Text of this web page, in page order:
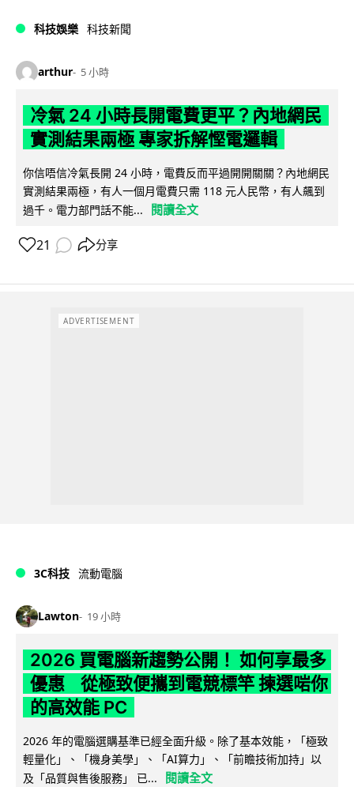
科技娛樂 科技新聞
arthur 5 小時
冷氣 24 小時長開電費更平？內地網民
實測結果兩極 專家拆解慳電邏輯
你信唔信冷氣長開 24 小時，電費反而平過開開關關？內地網民
實測結果兩極，有人一個月電費只需 118 元人民幣，有人飆到
過千。電力部門話不能...
閱讀全文
21 分享
ADVERTISEMENT
3C科技 流動電腦
Lawton 19 小時
2026 買電腦新趨勢公開！ 如何享最多
優惠 從極致便攜到電競標竿 揀選啱你
的高效能 PC
2026 年的電腦選購基準已經全面升級。除了基本效能，「極致
輕量化」、「機身美學」、「AI算力」、「前瞻技術加持」以
及「品質與售後服務」 已...
閱讀全文